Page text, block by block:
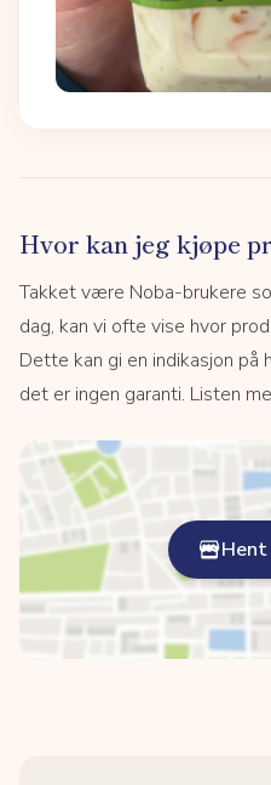
Hvor kan jeg kjøpe
Takket være Noba-brukere
dag, kan vi ofte vise hvor
Dette kan gi en indikasjon på
det er ingen garanti. Listen